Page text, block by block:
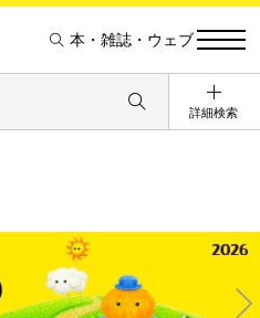
本・雑誌・ウェブ
詳細検索